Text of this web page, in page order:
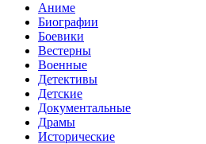
Аниме
Биографии
Боевики
Вестерны
Военные
Детективы
Детские
Документальные
Драмы
Исторические